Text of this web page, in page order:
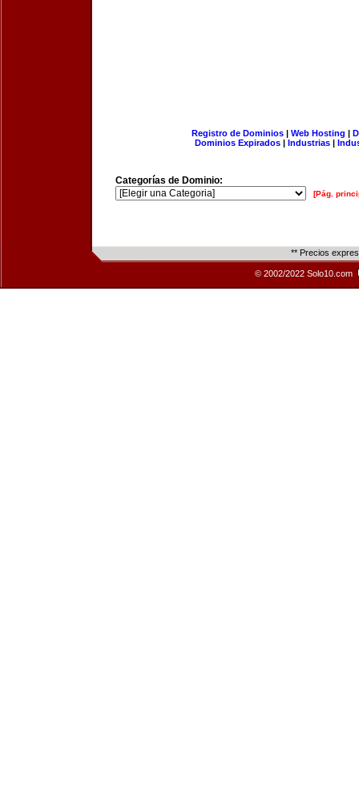
Registro de Dominios| Web Hosting |
Dominios Expirados | Industrias |
Categorías de Dominio:
[Pág.
** Precios
© 2002/2022 Solo10.com